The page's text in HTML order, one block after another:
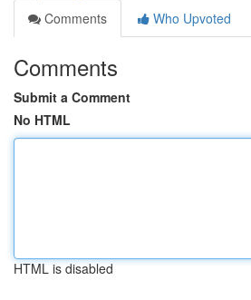
Comments
Who Upvoted
Comments
Submit a Comment
No HTML
HTML is disabled